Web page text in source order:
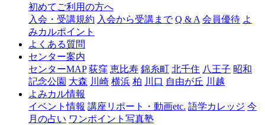
ャ
糸
初めてご利用の方へ
入会・受講規約 入会から受講まで Q & A 会員優待 よ
みカルポイント
よくある質問
センター案内
センターMAP 荻窪 恵比寿 錦糸町 北千住 八王子 昭和
記念公園 大森 川崎 横浜 柏 川口 自由が丘 川越
よみカル情報
イベント情報 講座リポート・動画etc. 語学カレッジ 今
月の占い ワンポイント写真塾